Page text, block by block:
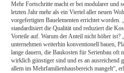
Mehr Fortschritte macht er bei modularer und
letzten Jahr mehr als ein Viertel aller neuen
vorgefertigten Bauelementen errichtet worden.
standardisiert die Qualität und reduziert die
Vorteile auf. Warum der Anteil nicht höher
unternehmen weiterhin konventionell bauen,
lange dauern, die Baukosten für Serienbau oft
wirklich günstiger sind und es an ausreichend
allem im Mehrfamilienhausbereich mangelt“,